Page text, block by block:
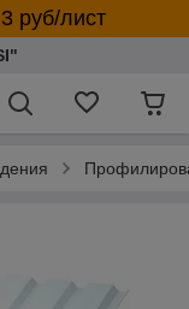
руб/лист